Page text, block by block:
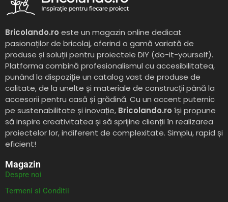
Bricolando.ro este un magazin online dedicat
pasionaților de bricolaj, oferind o gamă variată de
produse și soluții pentru proiectele DIY (do-it-yourself).
Platforma combină profesionalismul cu accesibilitatea,
punând la dispoziție un catalog vast de produse de
calitate, de la unelte și materiale de construcții până la
accesorii pentru casă și grădină. Cu un accent puternic
pe sustenabilitate și inovație, Bricolando.ro își propune
să inspire creativitatea și să sprijine clienții în realizarea
proiectelor lor, indiferent de complexitate. Simplu, rapid și
eficient!
Magazin
Despre noi
Termeni si Conditii